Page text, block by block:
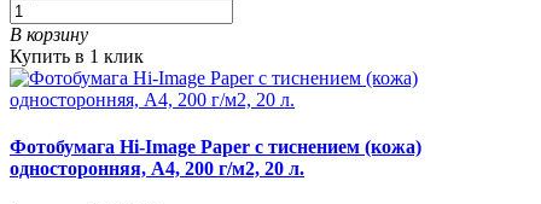
В корзину
Купить в 1 клик
Фотобумага Hi-Image Paper с тиснением (кожа)
односторонняя, A4, 200 г/м2, 20 л.